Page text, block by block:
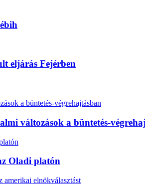
eljárás Fejérben
változások a büntetés-
Oladi platón